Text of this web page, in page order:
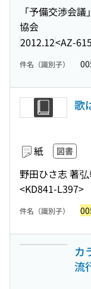
「予備交渉会
協会
2012.12<AZ-
件名（識別子）
歌
紙 図書
野田ひさ志 著
<KD841-L397>
件名（識別子）
カ
流